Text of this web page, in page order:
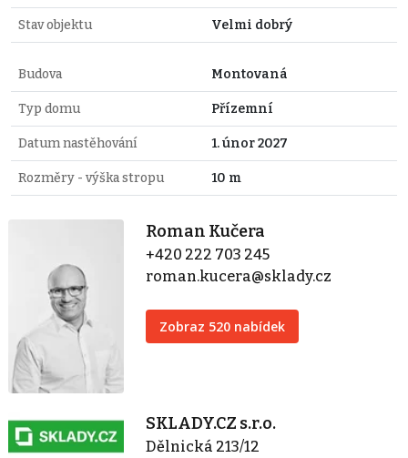
Stav objektu Velmi dobrý
Budova Montovaná
Typ domu Přízemní
Datum nastěhování 1. únor 2027
Rozměry - výška stropu 10 m
Roman Kučera
+420 222 703 245
roman.kucera@sklady.cz
Zobraz 520 nabídek
SKLADY.CZ s.r.o.
Dělnická 213/12